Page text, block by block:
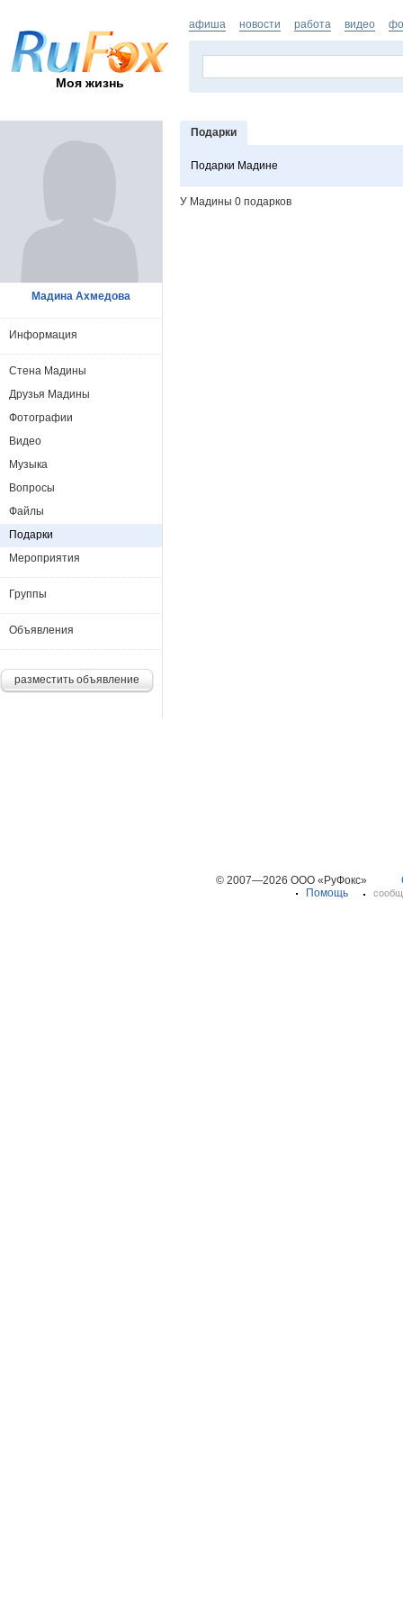
Моя жизнь
афиша новости работа видео
Подарки
Подарки Мадине
У Мадины 0 подарков
Мадина Ахмедова
Информация
Стена Мадины
Друзья Мадины
Фотографии
Видео
Музыка
Вопросы
Файлы
Подарки
Мероприятия
Группы
Объявления
разместить объявление
© 2007—2026 ООО «РуФокс»
Помощь